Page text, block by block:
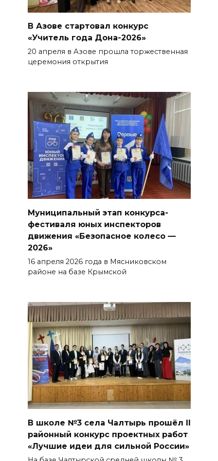
В Азове стартовал конкурс
«Учитель года Дона-2026»
20 апреля в Азове прошла торжественная
церемония открытия
Муниципальный этап конкурса-
фестиваля юных инспекторов
движения «Безопасное колесо —
2026»
16 апреля 2026 года в Мясниковском
районе на базе Крымской
В школе №3 села Чалтырь прошёл II
районный конкурс проектных работ
«Лучшие идеи для сильной России»